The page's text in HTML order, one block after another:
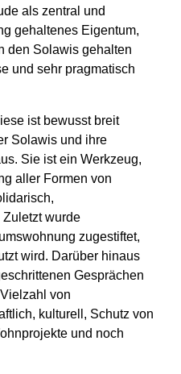
als zentral und
gehaltenes Eigentum,
den Solawis gehalten
und sehr pragmatisch
ist bewusst breit
Solawis und ihre
Sie ist ein Werkzeug,
aller Formen von
wurde
zugestiftet,
wird. Darüber hinaus
Gesprächen
von
kulturell, Schutz von
und noch